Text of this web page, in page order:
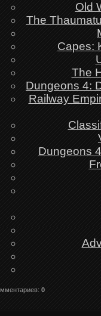
Old
The
Capes:
The
Dungeons 4:
Railway
Dungeons
: 0